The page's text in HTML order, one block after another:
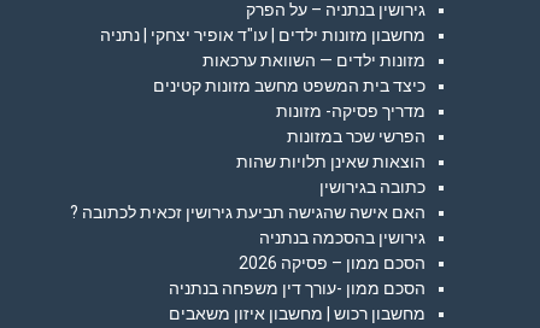
גירושין בנתניה – על הפרק
מחשבון מזונות ילדים | עו"ד אופיר יצחקי | נתניה
מזונות ילדים — השוואת ערכאות
כיצד בית המשפט מחשב מזונות קטינים
מדריך פסיקה- מזונות
הפרשי שכר במזונות
הוצאות שאינן תלויות שהות
כתובה בגירושין
האם אישה שהגישה תביעת גירושין זכאית לכתובה ?
גירושין בהסכמה בנתניה
הסכם ממון – פסיקה 2026
הסכם ממון -עורך דין משפחה בנתניה
מחשבון רכוש | מחשבון איזון משאבים